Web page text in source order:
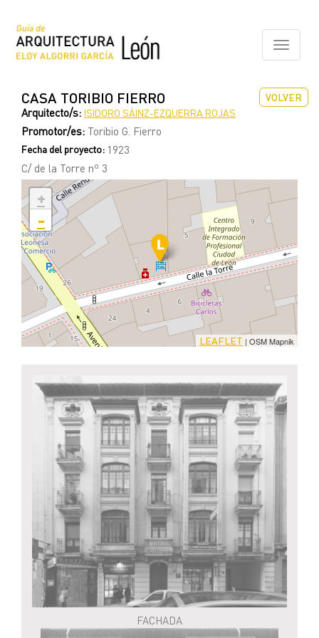
contenido
principal
Toggle
VOLVER
CASA TORIBIO FIERRO
Arquitecto/s: ISIDORO SÁINZ-EZQUERRA ROJAS
Promotor/es: Toribio G. Fierro
Fecha del proyecto: 1923
C/ de la Torre nº 3
+
-
LEAFLET | OSM Mapnik
FACHADA